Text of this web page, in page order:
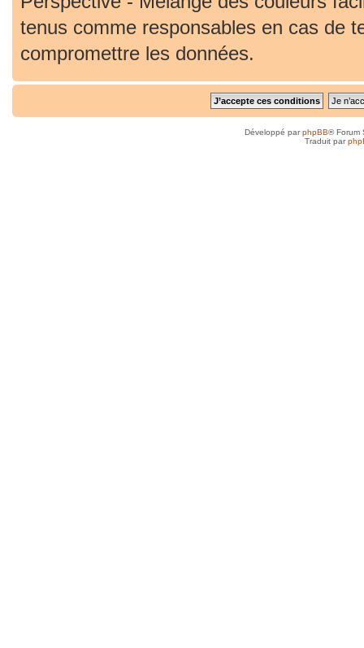
tenus comme responsables en cas de
compromettre les données.
Développé parphpBB® Forum
Traduit par